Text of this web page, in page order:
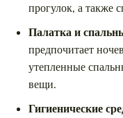
прогулок, а также
Палатка и
предпочитает
утепленные
вещи.
Гигиенические